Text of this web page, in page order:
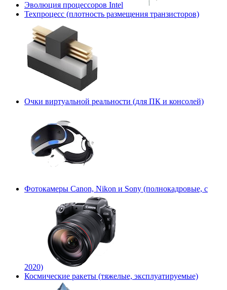
Эволюция процессоров Intel
Техпроцесс (плотность размещения транзисторов)
Очки виртуальной реальности (для ПК и консолей)
Фотокамеры Canon, Nikon и Sony (полнокадровые, с
2020)
Космические ракеты (тяжелые, эксплуатируемые)